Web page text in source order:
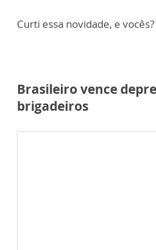
Curti essa novidade, e vocês?
Brasileiro vence
brigadeiros